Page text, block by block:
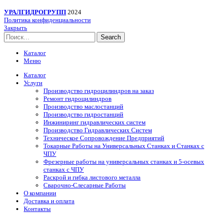
УРАЛГИДРОГРУПП 2024
Политика конфиденциальности
Закрыть
Search
Каталог
Меню
Каталог
Услуги
Производство гидроцилиндров на заказ
Ремонт гидроцилиндров
Производство маслостанций
Производство гидростанций
Инжиниринг гидравлических систем
Производство Гидравлических Систем
Техническое Сопровождение Предприятий
Токарные Работы на Универсальных Станках и Станках с
ЧПУ
Фрезерные работы на универсальных станках и 5-осевых
станках с ЧПУ
Раскрой и гибка листового металла
Сварочно-Слесарные Работы
О компании
Доставка и оплата
Контакты